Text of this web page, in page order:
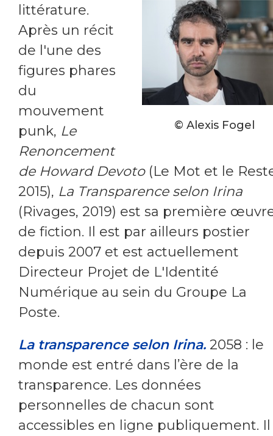
© Alexis Fogel
littérature.
Après un récit
de l'une des
figures phares
du
mouvement
punk, Le
Renoncement
de Howard Devoto(Le Mot et le
2015), La Transparence selon Irina
(Rivages, 2019) est sa première
de fiction. Il est par ailleurs postier
depuis 2007 et est actuellement
Directeur Projet de L'Identité
Numérique au sein du Groupe La
Poste.
La transparence selon Irina. 2058 : le
monde est entré dans l’ère de la
transparence. Les données
personnelles de chacun sont
accessibles en ligne publiquement. Il